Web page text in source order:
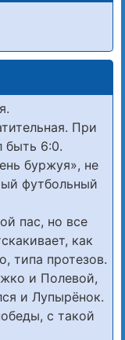
При
быть 6:0.
буржуя», не
футбольный
пас, но все
как
типа протезов.
и Полевой,
и Лупырёнок.
с такой